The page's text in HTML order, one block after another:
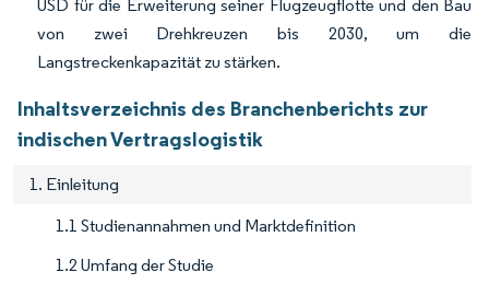
USD für die Erweiterung seiner Flugzeugflotte und den Bau
von zwei Drehkreuzen bis 2030, um die
Langstreckenkapazität zu stärken.
Inhaltsverzeichnis des Branchenberichts zur
indischen Vertragslogistik
1. Einleitung
1.1 Studienannahmen und Marktdefinition
1.2 Umfang der Studie